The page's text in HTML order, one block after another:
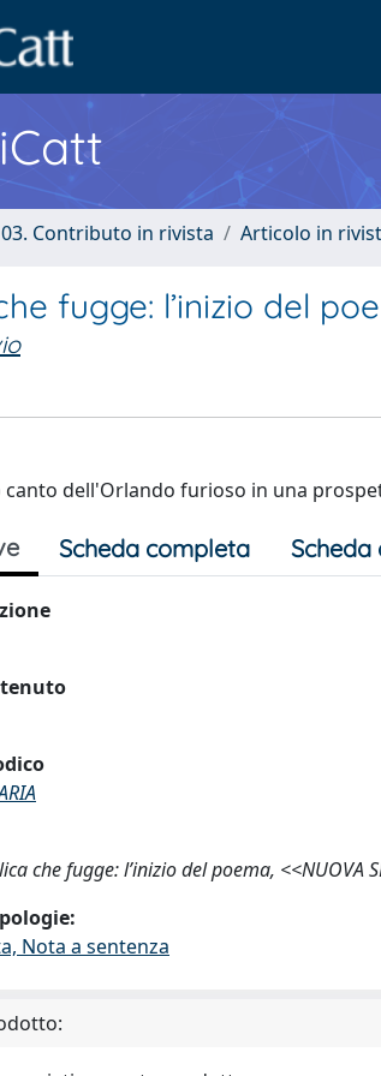
03. Contributo in rivista Articolo in
fugge: l’inizio del
canto dell'Orlando furioso in una
Scheda completa Scheda
che fugge: l’inizio del poema,
Nota a sentenza